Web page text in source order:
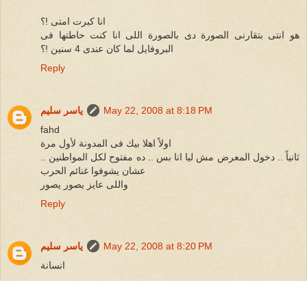
انا كبرت امتى !؟
هو انتى بتقارنى الصورة دى بالصورة اللى انا كنت حاطتها فى
البروفايل لما كان عندى 4 سنين !؟
Reply
ياسر سليم
May 22, 2008 at 8:18 PM
fahd
اولاً اهلا بيك فى المدونة لأول مرة
ثانياً .. دخول المعرض مش ليا انا بس .. ده مفتوح لكل المواطنين ..
عشان يشوفوا غنائم الحرب
واللى عايز يصور يصور
Reply
ياسر سليم
May 22, 2008 at 8:20 PM
انسانة